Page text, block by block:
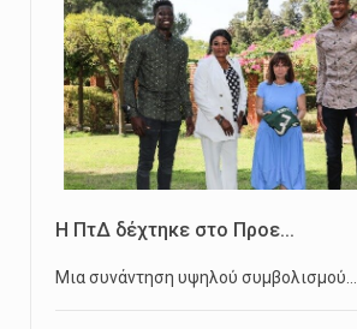
Η ΠτΔ δέχτηκε στο Προε...
Μια συνάντηση υψηλού συμβολισμού…